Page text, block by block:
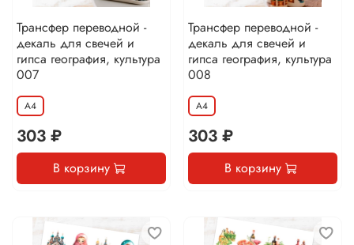
Трансфер переводной -
декаль для свечей и
гипса география, культура
007
А4
303 ₽
В корзину
Трансфер переводной -
декаль для свечей и
гипса география, культура
008
А4
303 ₽
В корзину